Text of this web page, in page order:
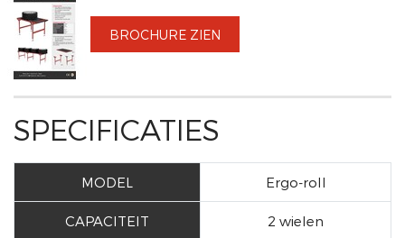
BROCHURE ZIEN
SPECIFICATIES
MODEL Ergo-roll
CAPACITEIT 2 wielen